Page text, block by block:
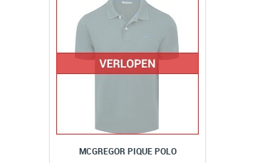
MCGREGOR PIQUE POLO